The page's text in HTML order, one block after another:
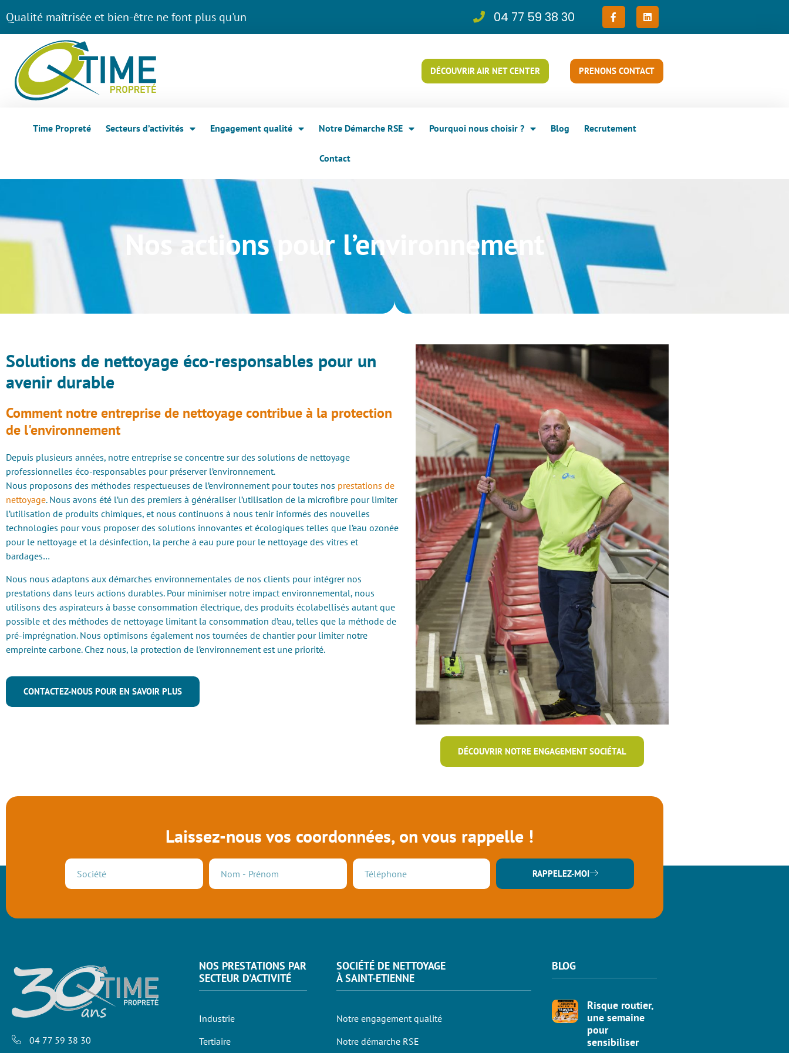
Qualité maîtrisée et bien-être ne font plus qu'un 04 77 59 38 30
DÉCOUVRIR AIR NET CENTER PRENONS CONTACT
Time Propreté Secteurs d’activités Engagement qualité Notre Démarche RSE Pourquoi nous choisir ? Blog Recrutement
Contact
Nos actions pour l’environnement
Solutions de nettoyage éco-responsables pour un
avenir durable
Comment notre entreprise de nettoyage contribue à la protection
de l'environnement
Depuis plusieurs années, notre entreprise se concentre sur des solutions de nettoyage
professionnelles éco-responsables pour préserver l’environnement.
Nous proposons des méthodes respectueuses de l’environnement pour toutes nos prestations de
nettoyage. Nous avons été l’un des premiers à généraliser l’utilisation de la microfibre pour limiter
l’utilisation de produits chimiques, et nous continuons à nous tenir informés des nouvelles
technologies pour vous proposer des solutions innovantes et écologiques telles que l’eau ozonée
pour le nettoyage et la désinfection, la perche à eau pure pour le nettoyage des vitres et
bardages…
Nous nous adaptons aux démarches environnementales de nos clients pour intégrer nos
prestations dans leurs actions durables. Pour minimiser notre impact environnemental, nous
utilisons des aspirateurs à basse consommation électrique, des produits écolabellisés autant que
possible et des méthodes de nettoyage limitant la consommation d’eau, telles que la méthode de
pré-imprégnation. Nous optimisons également nos tournées de chantier pour limiter notre
empreinte carbone. Chez nous, la protection de l’environnement est une priorité.
CONTACTEZ-NOUS POUR EN SAVOIR PLUS
DÉCOUVRIR NOTRE ENGAGEMENT SOCIÉTAL
Laissez-nous vos coordonnées, on vous rappelle !
RAPPELEZ-MOI
04 77 59 38 30
NOS PRESTATIONS PAR
SECTEUR D'ACTIVITÉ
Industrie
Tertiaire
SOCIÉTÉ DE NETTOYAGE
À SAINT-ETIENNE
Notre engagement qualité
Notre démarche RSE
BLOG
Risque routier,
une semaine
pour
sensibiliser